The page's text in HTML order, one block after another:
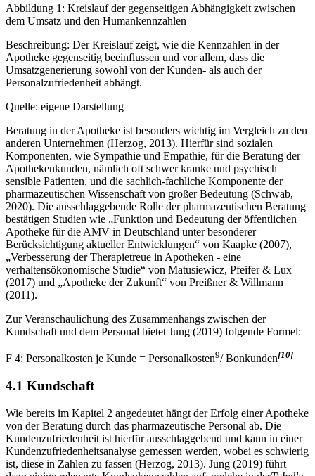
Abbildung 1: Kreislauf der gegenseitigen Abhängigkeit zwischen
dem Umsatz und den Humankennzahlen
Beschreibung: Der Kreislauf zeigt, wie die Kennzahlen in der
Apotheke gegenseitig beeinflussen und vor allem, dass die
Umsatzgenerierung sowohl von der Kunden- als auch der
Personalzufriedenheit abhängt.
Quelle: eigene Darstellung
Beratung in der Apotheke ist besonders wichtig im Vergleich zu den
anderen Unternehmen (Herzog, 2013). Hierfür sind sozialen
Komponenten, wie Sympathie und Empathie, für die Beratung der
Apothekenkunden, nämlich oft schwer kranke und psychisch
sensible Patienten, und die sachlich-fachliche Komponente der
pharmazeutischen Wissenschaft von großer Bedeutung (Schwab,
2020). Die ausschlaggebende Rolle der pharmazeutischen Beratung
bestätigen Studien wie „Funktion und Bedeutung der öffentlichen
Apotheke für die AMV in Deutschland unter besonderer
Berücksichtigung aktueller Entwicklungen“ von Kaapke (2007),
„Verbesserung der Therapietreue in Apotheken - eine
verhaltensökonomische Studie“ von Matusiewicz, Pfeifer & Lux
(2017) und „Apotheke der Zukunft“ von Preißner & Willmann
(2011).
Zur Veranschaulichung des Zusammenhangs zwischen der
Kundschaft und dem Personal bietet Jung (2019) folgende Formel:
F 4: Personalkosten je Kunde = Personalkosten9/ Bonkunden[10]
4.1 Kundschaft
Wie bereits im Kapitel 2 angedeutet hängt der Erfolg einer Apotheke
von der Beratung durch das pharmazeutische Personal ab. Die
Kundenzufriedenheit ist hierfür ausschlaggebend und kann in einer
Kundenzufriedenheitsanalyse gemessen werden, wobei es schwierig
ist, diese in Zahlen zu fassen (Herzog, 2013). Jung (2019) führt